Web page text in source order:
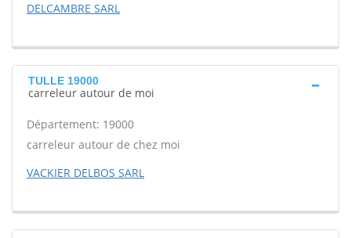
DELCAMBRE SARL
TULLE 19000
carreleur autour de moi
Département: 19000
carreleur autour de chez moi
VACKIER DELBOS SARL